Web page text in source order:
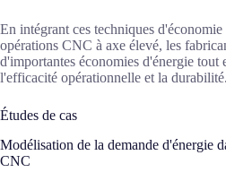
En intégrant ces techniques d'économie
opérations CNC à axe élevé, les
d'importantes économies d'énergie tout
l'efficacité opérationnelle et la durabilité.
Études de cas
Modélisation de la demande d'énergie
CNC